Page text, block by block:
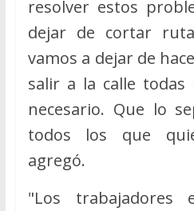
resolver estos
dejar de cortar
vamos a dejar de
salir a la calle todas
necesario. Que lo
todos los que
agregó.
"Los trabajadores